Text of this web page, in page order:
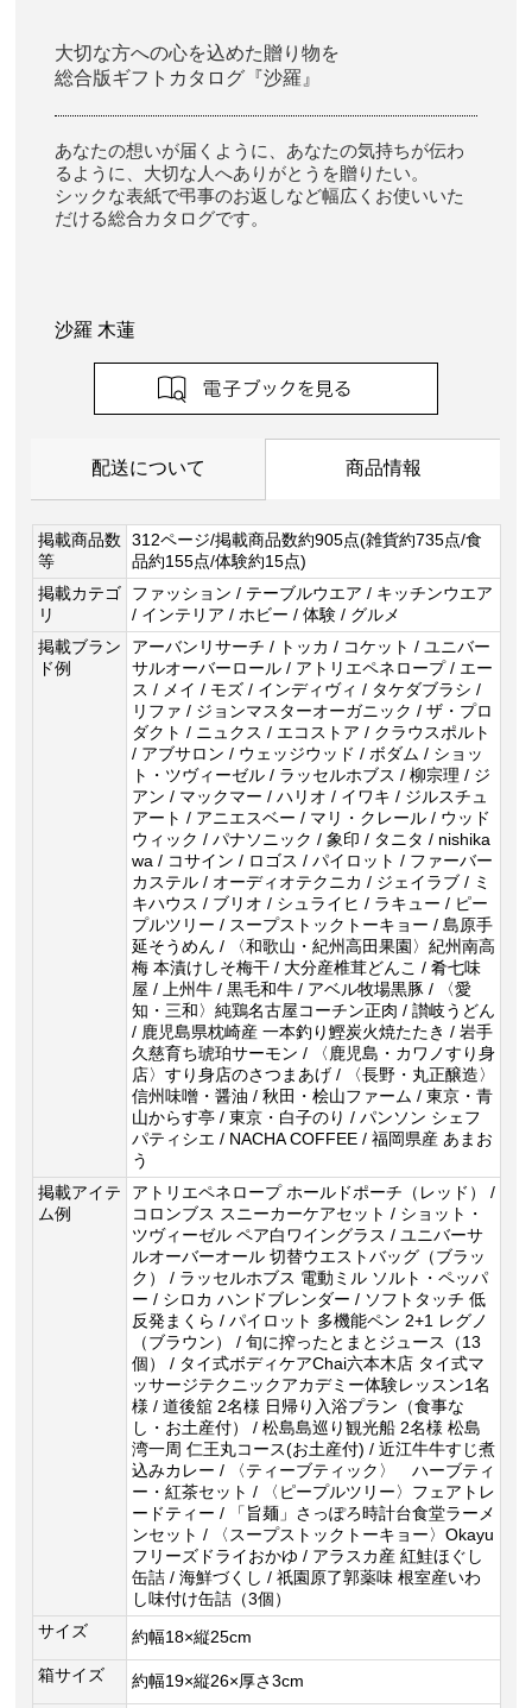
大切な方への心を込めた贈り物を
総合版ギフトカタログ『沙羅』
あなたの想いが届くように、あなたの気持ちが伝わ
るように、大切な人へありがとうを贈りたい。
シックな表紙で弔事のお返しなど幅広くお使いいた
だける総合カタログです。
沙羅 木蓮
配送について 商品情報
掲載商品数
等
312ページ/掲載商品数約905点(雑貨約735点/食
品約155点/体験約15点)
掲載カテゴ
リ
ファッション / テーブルウエア / キッチンウエア
/ インテリア / ホビー / 体験 / グルメ
掲載ブラン
ド例
アーバンリサーチ / トッカ / コケット / ユニバー
サルオーバーロール / アトリエペネロープ / エー
ス / メイ / モズ / インディヴィ / タケダブラシ /
リファ / ジョンマスターオーガニック / ザ・プロ
ダクト / ニュクス / エコストア / クラウスポルト
/ アブサロン / ウェッジウッド / ボダム / ショッ
ト・ツヴィーゼル / ラッセルホブス / 柳宗理 / ジ
アン / マックマー / ハリオ / イワキ / ジルスチュ
アート / アニエスベー / マリ・クレール / ウッド
ウィック / パナソニック / 象印 / タニタ / nishika
wa / コサイン / ロゴス / パイロット / ファーバー
カステル / オーディオテクニカ / ジェイラブ / ミ
キハウス / ブリオ / シュライヒ / ラキュー / ピー
プルツリー / スープストックトーキョー / 島原手
延そうめん / 〈和歌山・紀州高田果園〉紀州南高
梅 本漬けしそ梅干 / 大分産椎茸どんこ / 肴七味
屋 / 上州牛 / 黒毛和牛 / アベル牧場黒豚 / 〈愛
知・三和〉純鶏名古屋コーチン正肉 / 讃岐うどん
/ 鹿児島県枕崎産 一本釣り鰹炭火焼たたき / 岩手
久慈育ち琥珀サーモン / 〈鹿児島・カワノすり身
店〉すり身店のさつまあげ / 〈長野・丸正醸造〉
信州味噌・醤油 / 秋田・桧山ファーム / 東京・青
山からす亭 / 東京・白子のり / パンソン シェフ
パティシエ / NACHA COFFEE / 福岡県産 あまお
う
掲載アイテ
ム例
アトリエペネロープ ホールドポーチ（レッド） /
コロンブス スニーカーケアセット / ショット・
ツヴィーゼル ペア白ワイングラス / ユニバーサ
ルオーバーオール 切替ウエストバッグ（ブラッ
ク） / ラッセルホブス 電動ミル ソルト・ペッパ
ー / シロカ ハンドブレンダー / ソフトタッチ 低
反発まくら / パイロット 多機能ペン 2+1 レグノ
（ブラウン） / 旬に搾ったとまとジュース（13
個） / タイ式ボディケアChai六本木店 タイ式マ
ッサージテクニックアカデミー体験レッスン1名
様 / 道後舘 2名様 日帰り入浴プラン（食事な
し・お土産付） / 松島島巡り観光船 2名様 松島
湾一周 仁王丸コース(お土産付) / 近江牛牛すじ煮
込みカレー / 〈ティーブティック〉 ハーブティ
ー・紅茶セット / 〈ピープルツリー〉フェアトレ
ードティー / 「旨麺」さっぽろ時計台食堂ラーメ
ンセット / 〈スープストックトーキョー〉Okayu
フリーズドライおかゆ / アラスカ産 紅鮭ほぐし
缶詰 / 海鮮づくし / 祇園原了郭薬味 根室産いわ
し味付け缶詰（3個）
サイズ
約幅18×縦25cm
箱サイズ
約幅19×縦26×厚さ3cm